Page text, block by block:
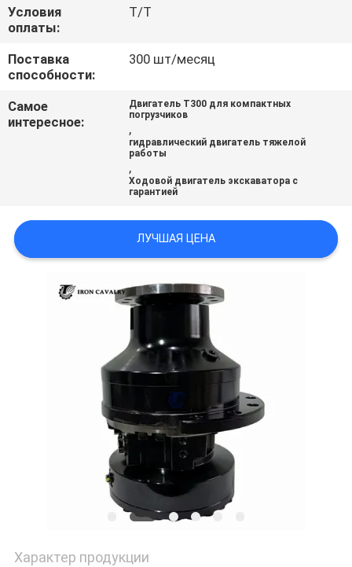
ВСЕ
СЛУЧАИ
ОТПРАВИТЬ
ЗАПРОС
ПОЛИТИКА
УЕДИНЕНИЯ
Условия
оплаты:
Т/Т
Поставка
способности:
300 шт/месяц
Самое
интересное:
Двигатель Т300 для компактных
погрузчиков
,
гидравлический двигатель тяжелой
работы
,
Ходовой двигатель экскаватора с
гарантией
ЛУЧШАЯ ЦЕНА
Характер продукции